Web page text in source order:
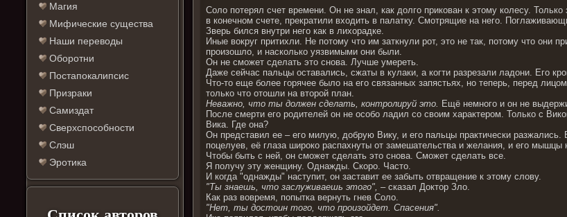
Магия
Мифические существа
Наши переводы
Оборотни
Постапокалипсис
Призраки
Самиздат
Сверхспособности
Слэш
Эротика
Соло потерял счет времени. Он не знал, как долго прикован к этому колесу.
в конечном счете, прекратили входить в палатку. Смотрящие на него.
Зверь бился внутри него как в лихорадке.
Иные вокруг притихли. Не потому что им заткнули рот, это не так, потому что они
произошло, и насколько уязвимыми они были.
Он не сможет сделать это снова. Лучше умереть.
Даже сейчас пальцы оставались, сжаты в кулаки, а когти разрезали ладони. Его
Что-то еще более горячее было на его связанных запястьях, но теперь, перед
только что отошли на второй план.
Неважно, что ты должен сделать, контролируй это. Ещё немного и он не
После смерти его родителей он не особо ладил со своим характером. Только с
Вика. Где она?
Он представил ее – его милую, добрую Вику, и его пальцы практически
поцелуев, её глаза широко распахнуты от замешательства и желания, и его мышцы
Чтобы быть с ней, он сможет сделать это снова. Сможет сделать все.
Я получу эту женщину. Однажды. Скоро. Часто.
И когда "однажды" наступит, он заставит ее забыть отвращение к этому слову.
"Ты знаешь, что заслуживаешь этого", – сказал Доктор Зло.
Как раз вовремя, попытка вернуть гнев Соло.
"Нет, ты достоин того, что произойдет. Спасения".